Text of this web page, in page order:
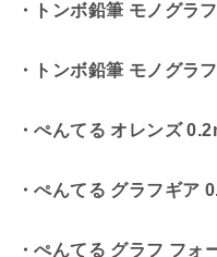
・トンボ鉛筆 モノグラ
・トンボ鉛筆 モノグラ
・ぺんてる オレンズ
・ぺんてる グラフギア
・ぺんてる グラフ フォ